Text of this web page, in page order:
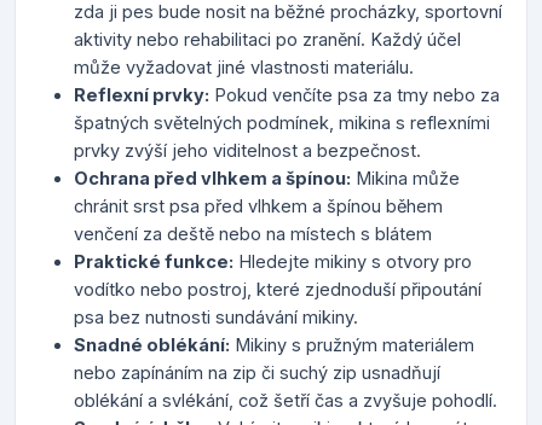
zda ji pes bude nosit na běžné procházky, sportovní
aktivity nebo rehabilitaci po zranění. Každý účel
může vyžadovat jiné vlastnosti materiálu.
Reflexní prvky: Pokud venčíte psa za tmy nebo za
špatných světelných podmínek, mikina s reflexními
prvky zvýší jeho viditelnost a bezpečnost.
Ochrana před vlhkem a špínou: Mikina může
chránit srst psa před vlhkem a špínou během
venčení za deště nebo na místech s blátem
Praktické funkce: Hledejte mikiny s otvory pro
vodítko nebo postroj, které zjednoduší připoutání
psa bez nutnosti sundávání mikiny.
Snadné oblékání: Mikiny s pružným materiálem
nebo zapínáním na zip či suchý zip usnadňují
oblékání a svlékání, což šetří čas a zvyšuje pohodlí.